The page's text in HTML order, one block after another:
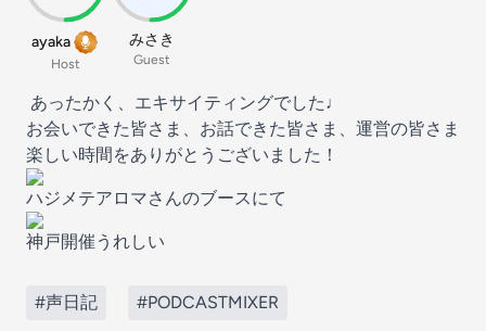
ayaka
Host
みさき
Guest
あったかく、エキサイティングでした♩
お会いできた皆さま、お話できた皆さま、運営の皆さま
楽しい時間をありがとうございました！
ハジメテアロマさんのブースにて
神戸開催うれしい
#声日記 #PODCASTMIXER